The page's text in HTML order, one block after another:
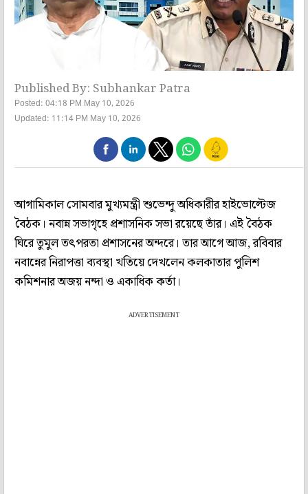
Published By: Subhankar Patra
Posted: 04:18 PM May 10, 2026
Updated: 11:14 PM May 10, 2026
আগামিকাল সোমবার মুখ্যমন্ত্রী শুভেন্দু অধিকারীর হাইভোল্টেজ
বৈঠক। নবান্ন সভাগৃহে প্রশাসনিক সভা রয়েছে তাঁর। এই বৈঠক
ঘিরে তুমুল তৎপরতা প্রশাসনের অন্দরে। তার আগে আজ, রবিবার
নবান্নের নিরাপত্তা ব্যবস্থা খতিয়ে দেখলেন কলকাতার পুলিশ
কমিশনার অজয় নন্দা ও একাধিক কর্তা।
ADVERTISEMENT